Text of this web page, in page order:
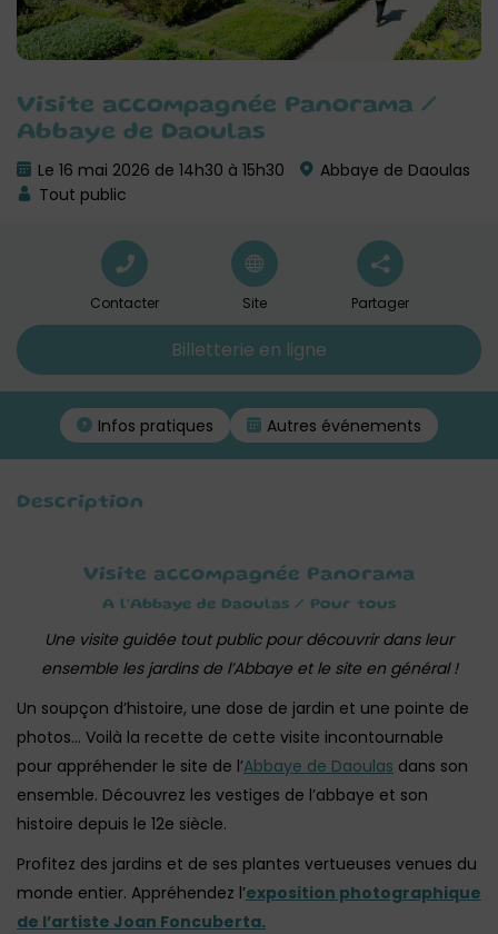
Visite accompagnée Panorama /
Abbaye de Daoulas
Le 16 mai 2026 de 14h30 à 15h30
Abbaye de Daoulas
Tout public
Contacter Site Partager
Billetterie en ligne
Infos pratiques Autres événements
Description
Visite accompagnée Panorama
A l’Abbaye de Daoulas / Pour tous
Une visite guidée tout public pour découvrir dans leur
ensemble les jardins de l’Abbaye et le site en général !
Un soupçon d’histoire, une dose de jardin et une pointe de
photos… Voilà la recette de cette visite incontournable
pour appréhender le site de l’Abbaye de Daoulas dans son
ensemble. Découvrez les vestiges de l’abbaye et son
histoire depuis le 12e siècle.
Profitez des jardins et de ses plantes vertueuses venues du
monde entier. Appréhendez l’exposition photographique
de l’artiste Joan Foncuberta.